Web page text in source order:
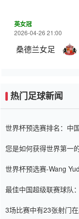
英女冠
2026-04-26 21:00
桑德兰女足
热门足球新闻
世界杯预选赛排名：中
您是如何获得世界第一
世界杯预选赛-Wang
最佳中国超级联赛球队
3场比赛中有23张射门